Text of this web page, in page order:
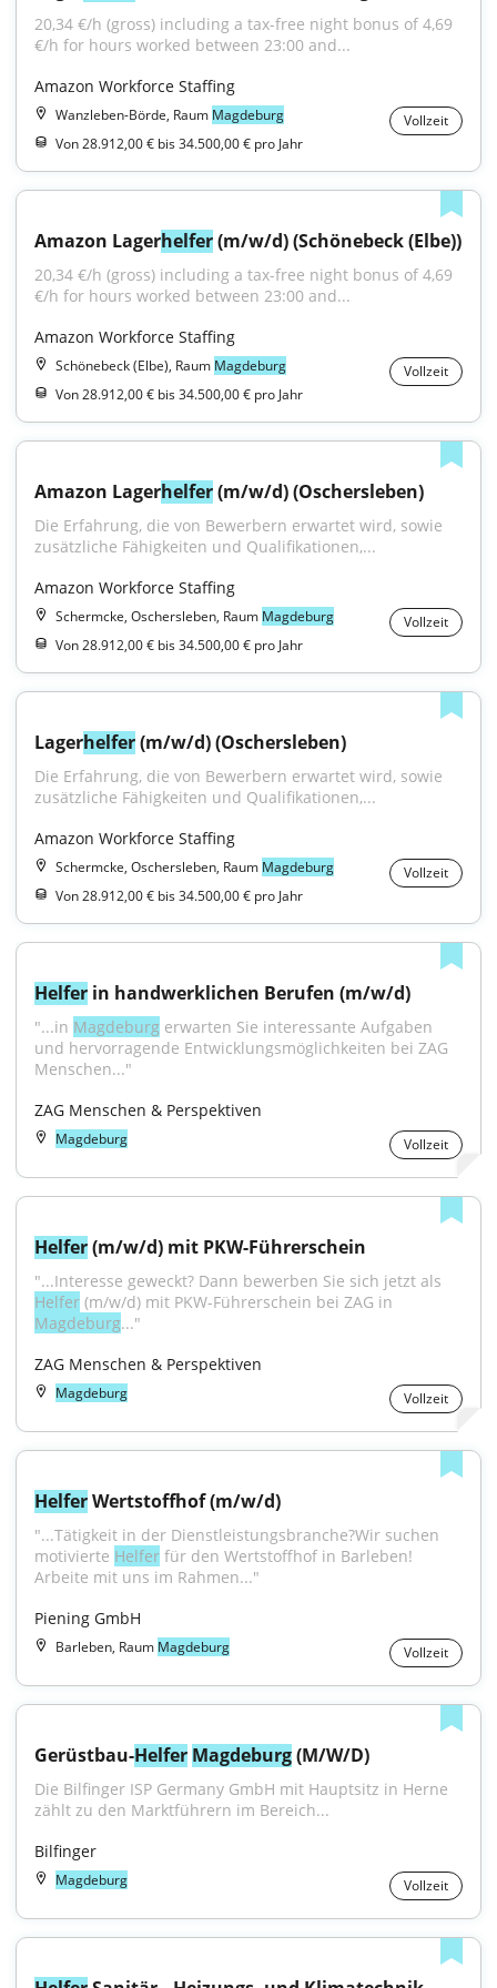
20,34 €/h (gross) including a tax-free night bonus of 4,69
€/h for hours worked between 23:00 and...
Amazon Workforce Staffing
Wanzleben-Börde, Raum Magdeburg
Vollzeit
Von 28.912,00 € bis 34.500,00 € pro Jahr
Amazon Lagerhelfer (m/w/d) (Schönebeck (Elbe))
20,34 €/h (gross) including a tax-free night bonus of 4,69
€/h for hours worked between 23:00 and...
Amazon Workforce Staffing
Schönebeck (Elbe), Raum Magdeburg
Vollzeit
Von 28.912,00 € bis 34.500,00 € pro Jahr
Amazon Lagerhelfer (m/w/d) (Oschersleben)
Die Erfahrung, die von Bewerbern erwartet wird, sowie
zusätzliche Fähigkeiten und Qualifikationen,...
Amazon Workforce Staffing
Schermcke, Oschersleben, Raum Magdeburg
Vollzeit
Von 28.912,00 € bis 34.500,00 € pro Jahr
Lagerhelfer (m/w/d) (Oschersleben)
Die Erfahrung, die von Bewerbern erwartet wird, sowie
zusätzliche Fähigkeiten und Qualifikationen,...
Amazon Workforce Staffing
Schermcke, Oschersleben, Raum Magdeburg
Vollzeit
Von 28.912,00 € bis 34.500,00 € pro Jahr
Helfer in handwerklichen Berufen (m/w/d)
"...in Magdeburg erwarten Sie interessante Aufgaben
und hervorragende Entwicklungsmöglichkeiten bei ZAG
Menschen..."
ZAG Menschen & Perspektiven
Magdeburg Vollzeit
Helfer (m/w/d) mit PKW-Führerschein
Helfer
Magdeburg..."
ZAG Menschen & Perspektiven
Magdeburg Vollzeit
Helfer Wertstoffhof (m/w/d)
"...Tätigkeit in der Dienstleistungsbranche?Wir suchen
motivierte Helfer für den Wertstoffhof in Barleben!
Arbeite mit uns im Rahmen..."
Piening GmbH
Barleben, Raum Magdeburg Vollzeit
Gerüstbau-Helfer Magdeburg (M/W/D)
Die Bilfinger ISP Germany GmbH mit Hauptsitz in Herne
zählt zu den Marktführern im Bereich...
Bilfinger
Magdeburg Vollzeit